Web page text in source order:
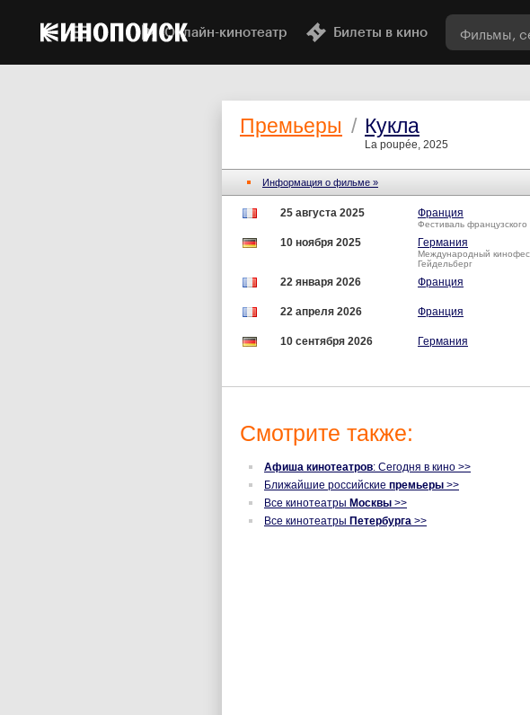
Онлайн-кинотеатр Билеты в кино
Премьеры / Кукла
La poupée, 2025
Информация о фильме »
25 августа 2025 Франция
Фестиваль
10 ноября 2025 Германия
Международный
Гейдельберг
22 января 2026 Франция
22 апреля 2026 Франция
10 сентября 2026 Германия
Смотрите также:
Афиша кинотеатров: Сегодня в кино >>
Ближайшие российские премьеры >>
Все кинотеатры Москвы >>
Все кинотеатры Петербурга >>